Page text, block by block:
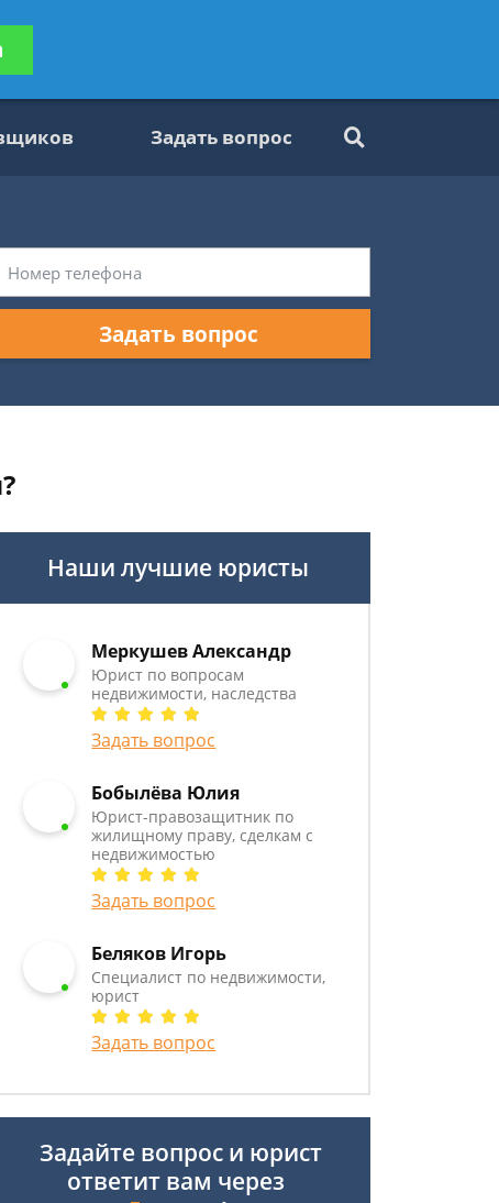
Задать вопрос
Задать вопрос
Наши лучшие юристы
Меркушев Александр
Юрист по вопросам
недвижимости, наследства
Задать вопрос
Бобылёва Юлия
Юрист-правозащитник по
жилищному праву, сделкам с
недвижимостью
Задать вопрос
Беляков Игорь
Специалист по недвижимости,
юрист
Задать вопрос
Задайте вопрос и юрист
ответит вам через